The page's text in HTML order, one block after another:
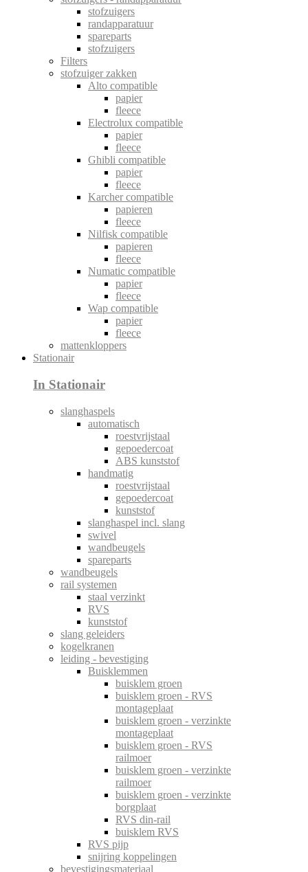
stofzuigers
randapparatuur
spareparts
stofzuigers
Filters
stofzuiger zakken
Alto compatible
papier
fleece
Electrolux compatible
papier
fleece
Ghibli compatible
papier
fleece
Karcher compatible
papieren
fleece
Nilfisk compatible
papieren
fleece
Numatic compatible
papier
fleece
Wap compatible
papier
fleece
mattenkloppers
Stationair
In Stationair
slanghaspels
automatisch
roestvrijstaal
gepoedercoat
ABS kunststof
handmatig
roestvrijstaal
gepoedercoat
kunststof
slanghaspel incl. slang
swivel
wandbeugels
spareparts
wandbeugels
rail systemen
staal verzinkt
RVS
kunststof
slang geleiders
kogelkranen
leiding - bevestiging
Buisklemmen
buisklem groen
buisklem groen - RVS
montageplaat
buisklem groen - verzinkte
montageplaat
buisklem groen - RVS
railmoer
buisklem groen - verzinkte
railmoer
buisklem groen - verzinkte
borgplaat
RVS din-rail
buisklem RVS
RVS pijp
snijring koppelingen
bevestigingsmateriaal